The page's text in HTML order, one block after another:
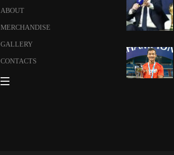
ABOUT
MERCHANDISE
GALLERY
CONTACTS